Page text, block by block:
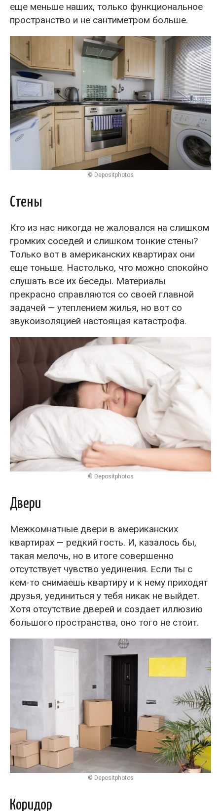
еще меньше наших, только функциональное
пространство и не сантиметром больше.
© Depositphotos
Стены
Кто из нас никогда не жаловался на слишком
громких соседей и слишком тонкие стены?
Только вот в американских квартирах они
еще тоньше. Настолько, что можно спокойно
слушать все их беседы. Материалы
прекрасно справляются со своей главной
задачей — утеплением жилья, но вот со
звукоизоляцией настоящая катастрофа.
© Depositphotos
Двери
Межкомнатные двери в американских
квартирах — редкий гость. И, казалось бы,
такая мелочь, но в итоге совершенно
отсутствует чувство уединения. Если ты с
кем-то снимаешь квартиру и к нему приходят
друзья, уединиться у тебя никак не выйдет.
Хотя отсутствие дверей и создает иллюзию
большого пространства, оно того не стоит.
© Depositphotos
Коридор